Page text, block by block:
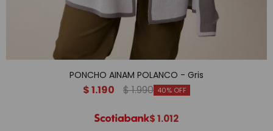
PONCHO AINAM POLANCO - Gris
$1.190 $1.990 40
$1.012